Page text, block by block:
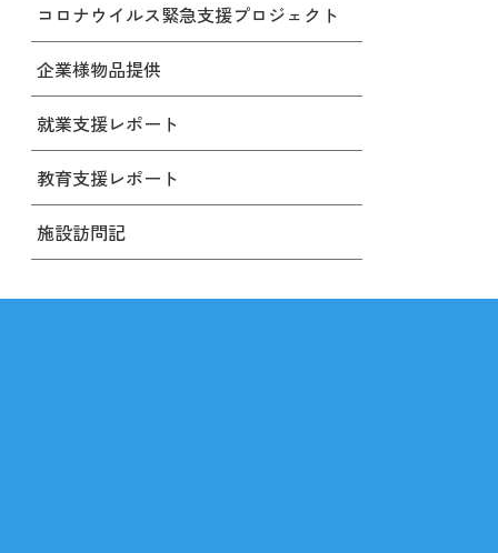
コロナウイルス緊急支援プロジェクト
企業様物品提供
就業支援レポート
教育支援レポート
施設訪問記